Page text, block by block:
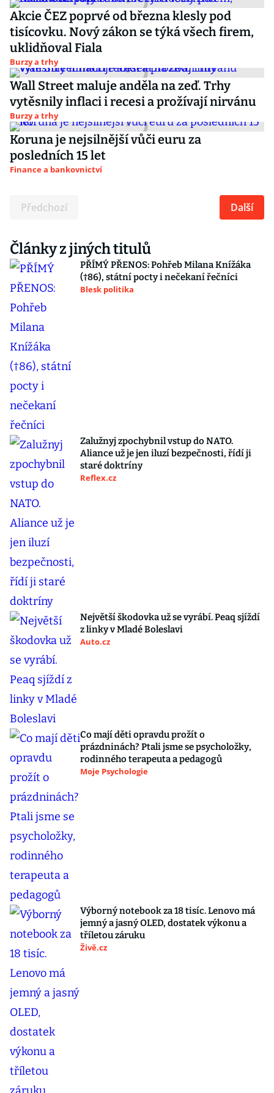
Akcie ČEZ poprvé od března klesly pod
tisícovku. Nový zákon se týká všech firem,
uklidňoval Fiala
Burzy a trhy
Wall Street maluje anděla na zeď. Trhy
vytěsnily inflaci i recesi a prožívají nirvánu
Burzy a trhy
Koruna je nejsilnější vůči euru za
posledních 15 let
Finance a bankovnictví
Předchozí Další
Články z jiných titulů
PŘÍMÝ PŘENOS: Pohřeb Milana Knížáka
(†86), státní pocty i nečekaní řečníci
Blesk politika
Zalužnyj zpochybnil vstup do NATO.
Aliance už je jen iluzí bezpečnosti, řídí ji
staré doktríny
Reflex.cz
Největší škodovka už se vyrábí. Peaq sjíždí
z linky v Mladé Boleslavi
Auto.cz
Co mají děti opravdu prožít o
prázdninách? Ptali jsme se psycholožky,
rodinného terapeuta a pedagogů
Moje Psychologie
Výborný notebook za 18 tisíc. Lenovo má
jemný a jasný OLED, dostatek výkonu a
tříletou záruku
Živě.cz